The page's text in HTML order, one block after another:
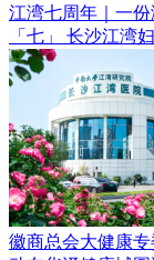
江湾七周年｜一
「七」 长沙江湾
徽商总会大健康